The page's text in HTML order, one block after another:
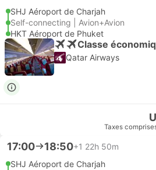
SHJ Aéroport de Charjah
Self-connecting | Avion+Avion
HKT Aéroport de Phuket
Qatar Airways
Taxes
17:00 18:50+1 22h 50m
SHJ Aéroport de Charjah